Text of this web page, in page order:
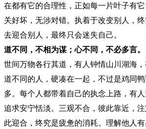
在都有它的合理性，正如每一片叶子有
关好坏，无涉对错。执着于改变别人，
去迎合别人，最终只会迷失自己。
道不同，不相为谋；心不同，不必多言。
世间万物各行其道，有人钟情山川湖海，
道不同的人，硬凑在一起，不过是鸡同
多。每个人都带着自己的执念上路，有
追求安宁恬淡。三观不合，彼此靠近，
此迎合，终究是疲惫的消耗。理解他人